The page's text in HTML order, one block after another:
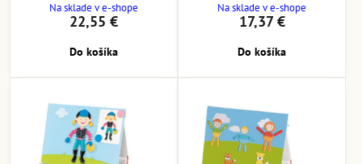
Na sklade v e-shope
22,55 €
Do košíka
Na sklade v e-shope
17,37 €
Do košíka